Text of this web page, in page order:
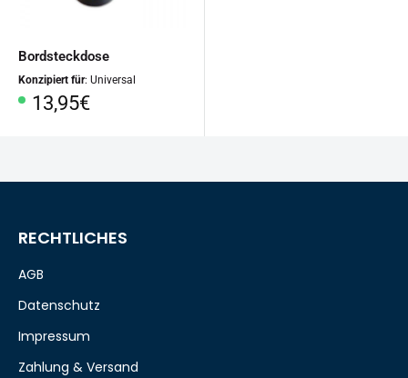
Bordsteckdose
Konzipiert für: Universal
Sonderpreis
13,95€
RECHTLICHES
AGB
Datenschutz
Impressum
Zahlung & Versand